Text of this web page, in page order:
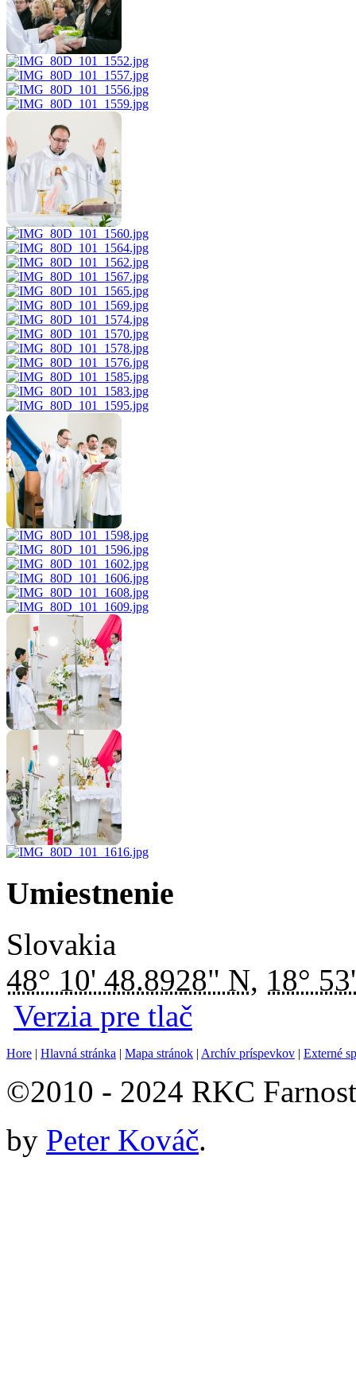
Umiestnenie
Slovakia
48° 10' 48.8928" N, 18°
Verzia pre tlač
Hore | Hlavná stránka | Mapa stránok | Archív príspevkov | Externé
©2010 - 2024 RKC
by Peter Kováč.